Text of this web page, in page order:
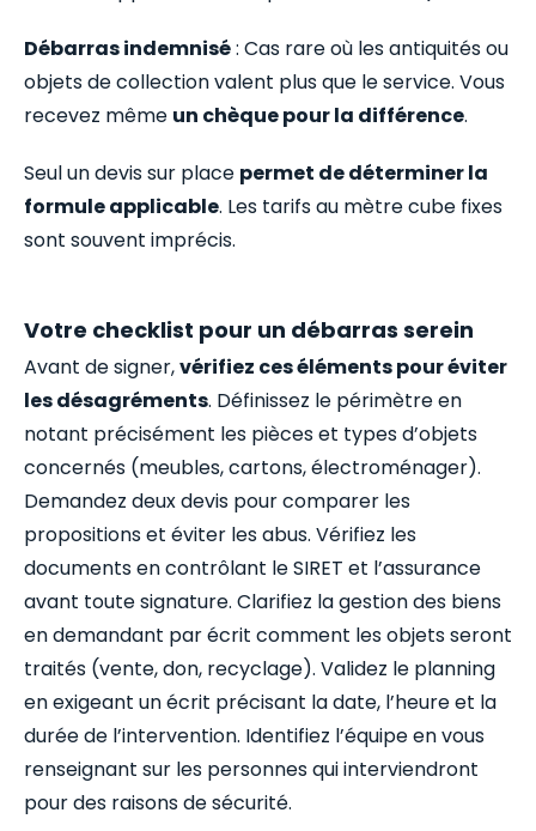
Débarras indemnisé: Cas rare où les antiquités ou
objets de collection valent plus que le service. Vous
recevez même un chèque pour la différence.
Seul un devis sur place permet de déterminer la
formule applicable. Les tarifs au mètre cube fixes
sont souvent imprécis.
Votre checklist pour un débarras serein
Avant de signer,vérifiez ces éléments pour éviter
les désagréments. Définissez le périmètre en
notant précisément les pièces et types d’objets
concernés (meubles, cartons, électroménager).
Demandez deux devis pour comparer les
propositions et éviter les abus. Vérifiez les
documents en contrôlant le SIRET et l’assurance
avant toute signature. Clarifiez la gestion des biens
en demandant par écrit comment les objets seront
traités (vente, don, recyclage). Validez le planning
en exigeant un écrit précisant la date, l’heure et la
durée de l’intervention. Identifiez l’équipe en vous
renseignant sur les personnes qui interviendront
pour des raisons de sécurité.